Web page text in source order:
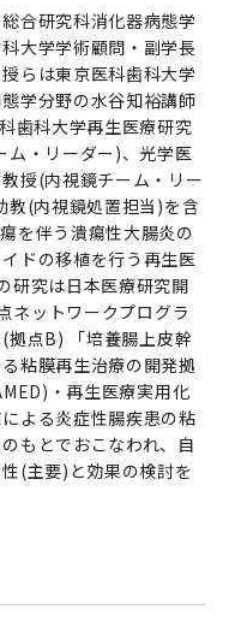
構成
ド報告書
ガイドライン
admission)
京医科歯科大学
象学生（秋入学
東京医科歯科大学
用決定通知書授
等）
ト）
安全性グルー
ンター
襲医歯学研究セ
報検索室
ョン室
合研究科消化器病態学
大学学術顧問・副学長
らは東京医科歯科大学
学分野の水谷知裕講師
歯科大学再生医療研究
ム・リーダー)、光学医
授(内視鏡チーム・リー
教(内視鏡処置担当)を含
を伴う潰瘍性大腸炎の
ドの移植を行う再生医
研究は日本医療研究開
ネットワークプログラ
拠点B) 「培養腸上皮幹
粘膜再生治療の開発拠
・再生医療実用化
よる炎症性腸疾患の粘
もとでおこなわれ、自
(主要)と効果の検討を